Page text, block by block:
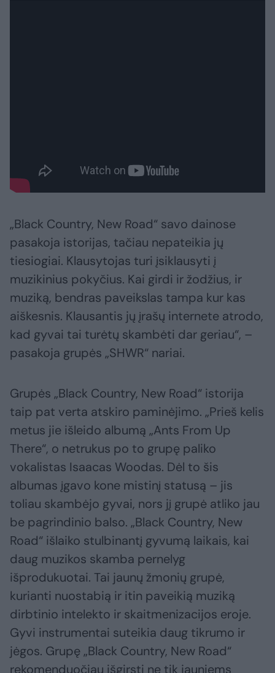
„Black Country, New Road“ savo dainose
pasakoja istorijas, tačiau nepateikia jų
tiesiogiai. Klausytojas turi įsiklausyti į
muzikinius pokyčius. Kai girdi ir žodžius, ir
muziką, bendras paveikslas tampa kur kas
aiškesnis. Klausantis jų įrašų internete atrodo,
kad gyvai tai turėtų skambėti dar geriau“, –
pasakoja grupės „SHWR“ nariai.
Grupės „Black Country, New Road“ istorija
taip pat verta atskiro paminėjimo. „Prieš kelis
metus jie išleido albumą „Ants From Up
There“, o netrukus po to grupę paliko
vokalistas Isaacas Woodas. Dėl to šis
albumas įgavo kone mistinį statusą – jis
toliau skambėjo gyvai, nors jį grupė atliko jau
be pagrindinio balso. „Black Country, New
Road“ išlaiko stulbinantį gyvumą laikais, kai
daug muzikos skamba pernelyg
išprodukuotai. Tai jaunų žmonių grupė,
kurianti nuostabią ir itin paveikią muziką
dirbtinio intelekto ir skaitmenizacijos eroje.
Gyvi instrumentai suteikia daug tikrumo ir
jėgos. Grupę „Black Country, New Road“
rekomenduočiau išgirsti ne tik jauniems